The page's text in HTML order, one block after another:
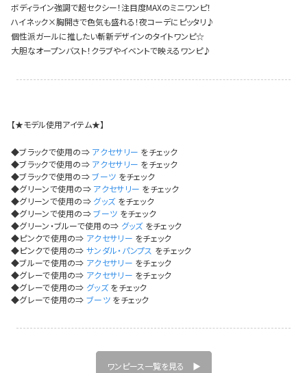
ボディライン強調で超セクシー！注目度MAXのミニワンピ！
ハイネック×胸開きで色気も盛れる！夜コーデにピッタリ♪
個性派ガールに推したい斬新デザインのタイトワンピ☆
大胆なオープンバスト！クラブやイベントで映えるワンピ♪
【★モデル使用アイテム★】
◆ブラックで使用の⇒ アクセサリー をチェック
◆ブラックで使用の⇒ アクセサリー をチェック
◆ブラックで使用の⇒ブーツ をチェック
◆グリーンで使用の⇒ アクセサリー をチェック
◆グリーンで使用の⇒ グッズをチェック
◆グリーンで使用の⇒ブーツ をチェック
◆グリーン・ブルーで使用の⇒ グッズをチェック
◆ピンクで使用の⇒ アクセサリー をチェック
◆ピンクで使用の⇒サンダル・パンプス をチェック
◆ブルーで使用の⇒ アクセサリー をチェック
◆グレーで使用の⇒ アクセサリー をチェック
◆グレーで使用の⇒ グッズをチェック
◆グレーで使用の⇒ブーツをチェック
ワンピース一覧を見る ▶